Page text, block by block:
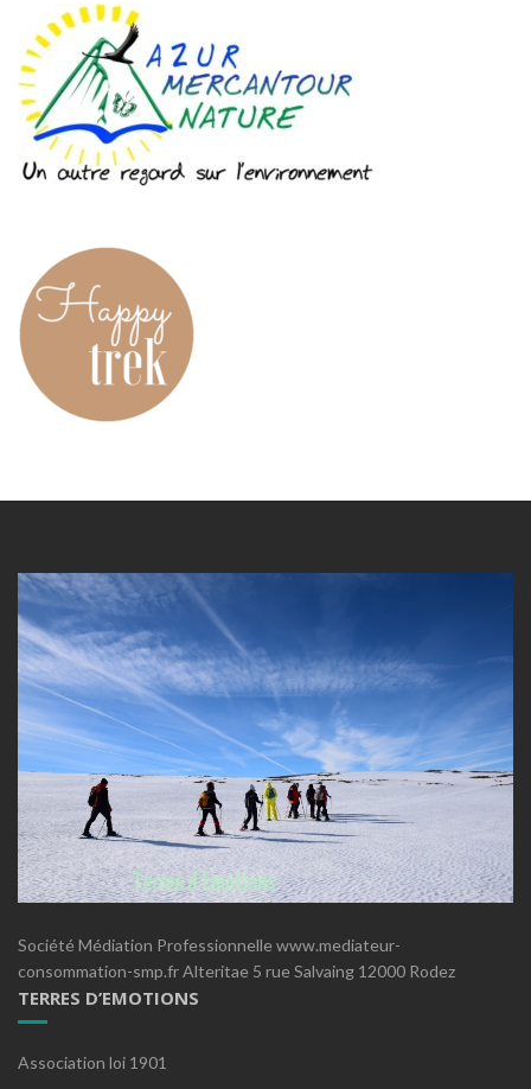
Société Médiation Professionnelle www.mediateur-
consommation-smp.fr Alteritae 5 rue Salvaing 12000 Rodez
TERRES D’EMOTIONS
Association loi 1901